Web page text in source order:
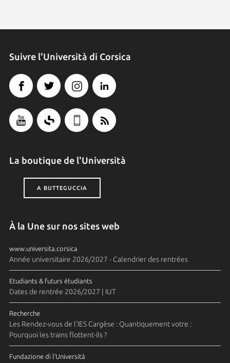
Suivre l'Università di Corsica
La boutique de l'Università
A BUTTEGUCCIA
À la Une sur nos sites web
www.universita.corsica
Année universitaire 2026/2027 - Calendrier des rentrées
Etudiants & futurs étudiants
Dates de rentrée 2026/2027 | IUT
Recherche
Les Rendez-vous de l'IES Cargèse : Quantiquement votre :
Pourquoi les trains flottent-ils ?
Fundazione di l'Università